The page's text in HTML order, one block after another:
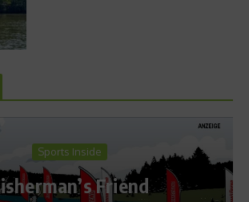
Sportler Ernährung
Doping-Serie: Die